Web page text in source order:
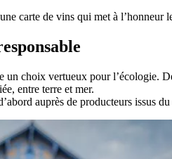
carte de vins qui met à
un choix vertueux pour
entre terre et mer.
auprès de producteurs issus